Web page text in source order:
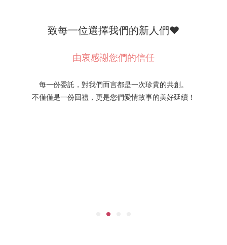
致每一位選擇我們的新人們❤️
由衷感謝您們的信任
每一份委託，對我們而言都是一次珍貴的共創。
不僅僅是一份回禮，更是您們愛情故事的美好延續！